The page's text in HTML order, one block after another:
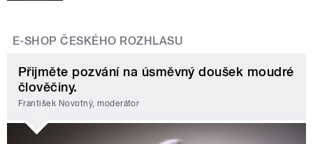
E-SHOP ČESKÉHO ROZHLASU
Přijměte pozvání na úsměvný doušek moudré
člověčiny.
František Novotný, moderátor